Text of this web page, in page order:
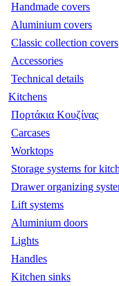
Handmade covers
Aluminium covers
Classic collection covers
Accessories
Technical details
Kitchens
Πορτάκια Κουζίνας
Carcases
Worktops
Storage systems for
Drawer organizing
Lift systems
Aluminium doors
Lights
Handles
Kitchen sinks